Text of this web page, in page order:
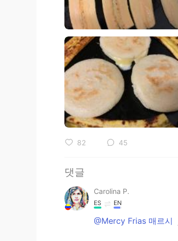
82 45
댓글
Carolina P.
ES EN
@Mercy Frias 매르시